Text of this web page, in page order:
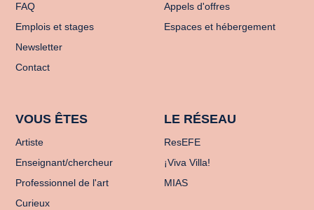
FAQ
Emplois et stages
Newsletter
Contact
Appels d'offres
Espaces et hébergement
VOUS ÊTES
Artiste
Enseignant/chercheur
Professionnel de l'art
Curieux
LE RÉSEAU
ResEFE
¡Viva Villa!
MIAS